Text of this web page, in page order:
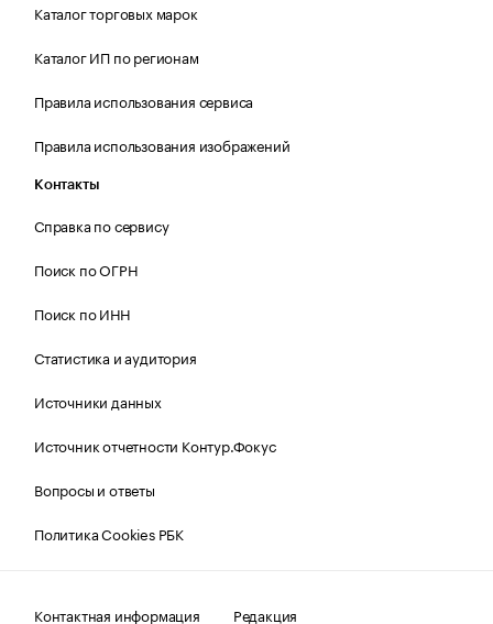
Каталог торговых марок
Каталог ИП по регионам
Правила использования сервиса
Правила использования изображений
Контакты
Справка по сервису
Поиск по ОГРН
Поиск по ИНН
Статистика и аудитория
Источники данных
Источник отчетности Контур.Фокус
Вопросы и ответы
Политика Cookies РБК
Контактная информация Редакция